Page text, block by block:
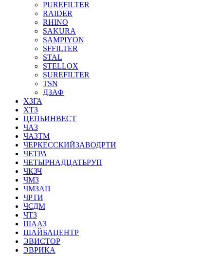
PUREFILTER
RAIDER
RHINO
SAKURA
SAMPIYON
SFFILTER
STAL
STELLOX
SUREFILTER
TSN
ДЗАФ
ХЗГА
ХТЗ
ЦЕПЬИНВЕСТ
ЧАЗ
ЧАЗТМ
ЧЕРКЕССКИЙЗАВОДРТИ
ЧЕТРА
ЧЕТЫРНАДЦАТЬРУП
ЧКЗЧ
ЧМЗ
ЧМЗАП
ЧРТИ
ЧСДМ
ЧТЗ
ШААЗ
ШАЙБАЦЕНТР
ЭВИСТОР
ЭВРИКА